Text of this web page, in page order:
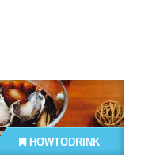
HOWTODRINK